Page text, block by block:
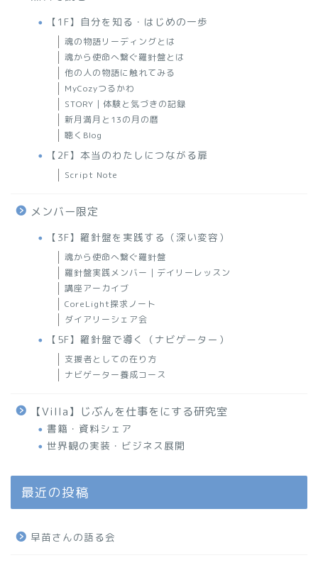
【1F】自分を知る・はじめの一歩
魂の物語リーディングとは
魂から使命へ繋ぐ羅針盤とは
他の人の物語に触れてみる
MyCozyつるかわ
STORY｜体験と気づきの記録
新月満月と13の月の暦
聴くBlog
【2F】本当のわたしにつながる扉
Script Note
メンバー限定
【3F】羅針盤を実践する（深い変容）
魂から使命へ繋ぐ羅針盤
羅針盤実践メンバー｜デイリーレッスン
講座アーカイブ
CoreLight探求ノート
ダイアリーシェア会
【5F】羅針盤で導く（ナビゲーター）
支援者としての在り方
ナビゲーター養成コース
【Villa】じぶんを仕事をにする研究室
書籍・資料シェア
世界観の実装・ビジネス展開
最近の投稿
早苗さんの語る会